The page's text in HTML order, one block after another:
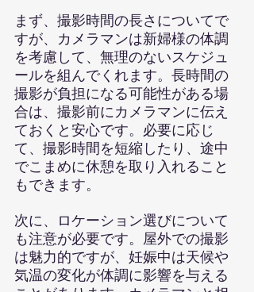
まず、撮影時間の長さについてで
すが、カメラマンは新婦様の体調
を考慮して、無理のないスケジュ
ールを組んでくれます。長時間の
撮影が負担になる可能性がある場
合は、撮影前にカメラマンに伝え
ておくと安心です。必要に応じ
て、撮影時間を短縮したり、途中
でこまめに休憩を取り入れること
もできます。
次に、ロケーション選びについて
も注意が必要です。屋外での撮影
は魅力的ですが、妊娠中は天候や
気温の変化が体調に影響を与える